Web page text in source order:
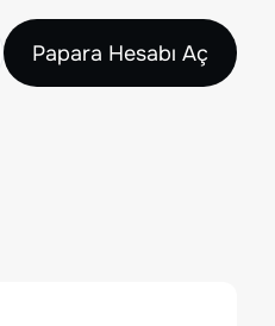
Papara Hesabı Aç